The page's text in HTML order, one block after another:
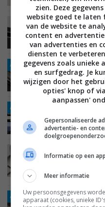
REVIEWS MOBILE
Review: Pixel 7
tussen?
ADV GESPONSORD
De Google Pixel
telefoon (ADV)
ADV
Google lanceert
06 OKTOBER 2022
Nederland
ADV GESPONSORD
zien. Deze
website goed te laten
van de website te
content en
van advertenties en
diensten te
gegevens zoals unieke
en surfgedrag. Je
wijzigen door het
opties' knop of
aanpassen'
Gepersonaliseerde
advertentie- en
Informatie op een
Meer informatie
Uw persoonsgegevens
apparaat (cookies, unieke